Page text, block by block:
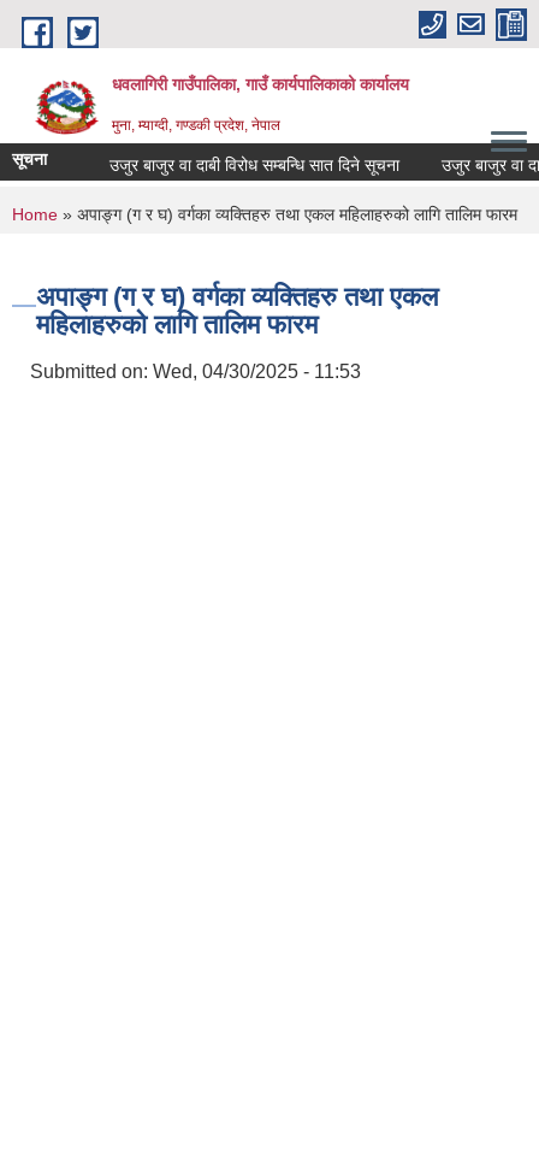
Skip to main content
धवलागिरी गाउँपालिका, गाउँ कार्यपालिकाको कार्यालय
मुना, म्याग्दी, गण्डकी प्रदेश, नेपाल
सूचना उजुर बाजुर वा दाबी विरोध सम्बन्धि सात दिने सूचना उजुर बाजुर वा
You are here
Home » अपाङ्ग (ग र घ) वर्गका व्यक्तिहरु तथा एकल महिलाहरुको लागि तालिम फारम
अपाङ्ग (ग र घ) वर्गका व्यक्तिहरु तथा एकल
महिलाहरुको लागि तालिम फारम
Submitted on: Wed, 04/30/2025 - 11:53